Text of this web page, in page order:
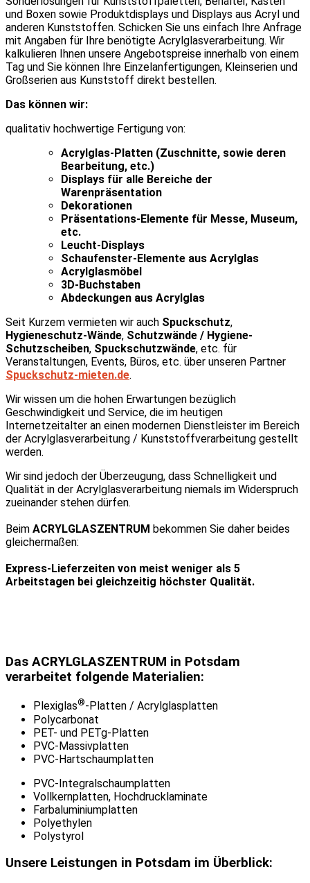
und Boxen sowie Produktdisplays und Displays aus Acryl und
anderen Kunststoffen. Schicken Sie uns einfach Ihre Anfrage
mit Angaben für Ihre benötigte Acrylglasverarbeitung. Wir
kalkulieren Ihnen unsere Angebotspreise innerhalb von einem
Tag und Sie können Ihre Einzelanfertigungen, Kleinserien und
Großserien aus Kunststoff direkt bestellen.
Das können wir:
qualitativ hochwertige Fertigung von:
Acrylglas-Platten (Zuschnitte, sowie deren
Bearbeitung, etc.)
Displays für alle Bereiche der
Warenpräsentation
Dekorationen
Präsentations-Elemente für Messe, Museum,
etc.
Leucht-Displays
Schaufenster-Elemente aus Acrylglas
Acrylglasmöbel
3D-Buchstaben
Abdeckungen aus Acrylglas
Seit Kurzem vermieten wir auch Spuckschutz,
Hygieneschutz-Wände, Schutzwände / Hygiene-
Schutzscheiben, Spuckschutzwände, etc. für
Veranstaltungen, Events, Büros, etc. über unseren Partner
Spuckschutz-mieten.de.
Wir wissen um die hohen Erwartungen bezüglich
Geschwindigkeit und Service, die im heutigen
Internetzeitalter an einen modernen Dienstleister im Bereich
der Acrylglasverarbeitung / Kunststoffverarbeitung gestellt
werden.
Wir sind jedoch der Überzeugung, dass Schnelligkeit und
Qualität in der Acrylglasverarbeitung niemals im Widerspruch
zueinander stehen dürfen.
Beim ACRYLGLASZENTRUM bekommen Sie daher beides
gleichermaßen:
Express-Lieferzeiten von meist weniger als 5
Arbeitstagen bei gleichzeitig höchster Qualität.
Das ACRYLGLASZENTRUM in Potsdam
verarbeitet folgende Materialien:
Plexiglas®-Platten / Acrylglasplatten
Polycarbonat
PET- und PETg-Platten
PVC-Massivplatten
PVC-Hartschaumplatten
PVC-Integralschaumplatten
Vollkernplatten, Hochdrucklaminate
Farbaluminiumplatten
Polyethylen
Polystyrol
Unsere Leistungen in Potsdam im Überblick: